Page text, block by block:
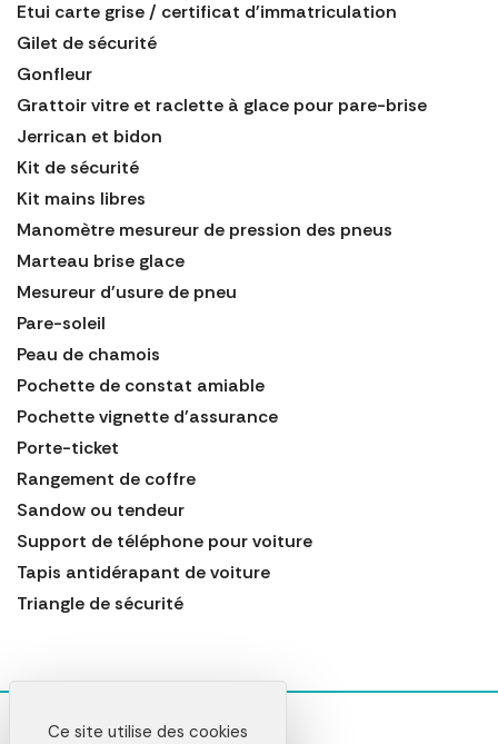
Etui carte grise / certificat d'immatriculation
Gilet de sécurité
Gonfleur
Grattoir vitre et raclette à glace pour pare-brise
Jerrican et bidon
Kit de sécurité
Kit mains libres
Manomètre mesureur de pression des pneus
Marteau brise glace
Mesureur d'usure de pneu
Pare-soleil
Peau de chamois
Pochette de constat amiable
Pochette vignette d'assurance
Porte-ticket
Rangement de coffre
Sandow ou tendeur
Support de téléphone pour voiture
Tapis antidérapant de voiture
Triangle de sécurité
Ce site utilise des cookies